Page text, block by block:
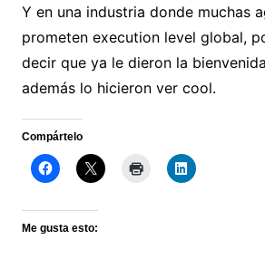
Y en una industria donde muchas
prometen execution level global,
decir que ya le dieron la
además lo hicieron ver cool.
Compártelo
Me gusta esto: